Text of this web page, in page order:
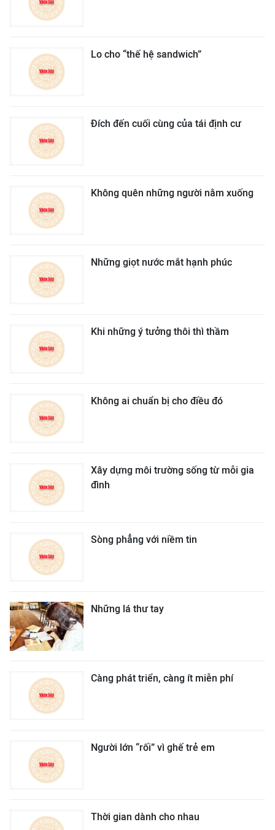
Lo cho “thế hệ sandwich”
Đích đến cuối cùng của tái định cư
Không quên những người nằm xuống
Những giọt nước mắt hạnh phúc
Khi những ý tưởng thôi thì thầm
Không ai chuẩn bị cho điều đó
Xây dựng môi trường sống từ mỗi gia
đình
Sòng phẳng với niềm tin
Những lá thư tay
Càng phát triển, càng ít miễn phí
Người lớn “rối” vì ghế trẻ em
Thời gian dành cho nhau